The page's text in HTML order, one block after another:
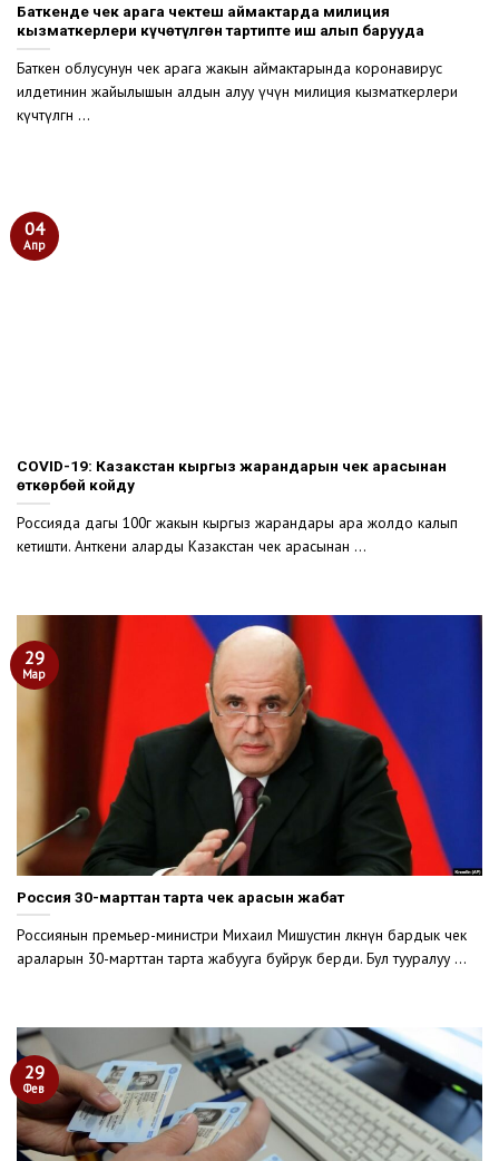
Баткенде чек арага чектеш аймактарда милиция
кызматкерлери күчөтүлгөн тартипте иш алып барууда
Баткен облусунун чек арага жакын аймактарында коронавирус
илдетинин жайылышын алдын алуу үчүн милиция кызматкерлери
күчөтүлгөн ...
COVID-19: Казакстан кыргыз жарандарын чек арасынан
өткөрбөй койду
Россияда дагы 100гө жакын кыргыз жарандары ара жолдо калып
кетишти. Анткени аларды Казакстан чек арасынан ...
04
Апр
Россия 30-марттан тарта чек арасын жабат
Россиянын премьер-министри Михаил Мишустин өлкөнүн бардык чек
араларын 30-марттан тарта жабууга буйрук берди. Бул тууралуу ...
29
Мар
29
Фев